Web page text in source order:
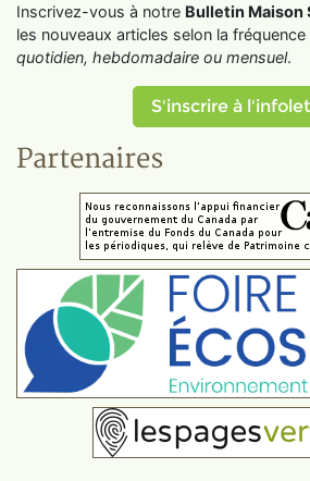
Inscrivez-vous à notre Bulletin Maison
les nouveaux articles selon la
quotidien, hebdomadaire ou mensuel.
S'inscrire à
Partenaires